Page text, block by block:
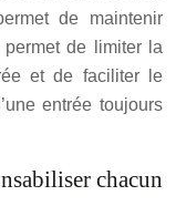
de maintenir
permet de limiter la
et de faciliter le
entrée toujours
chacun